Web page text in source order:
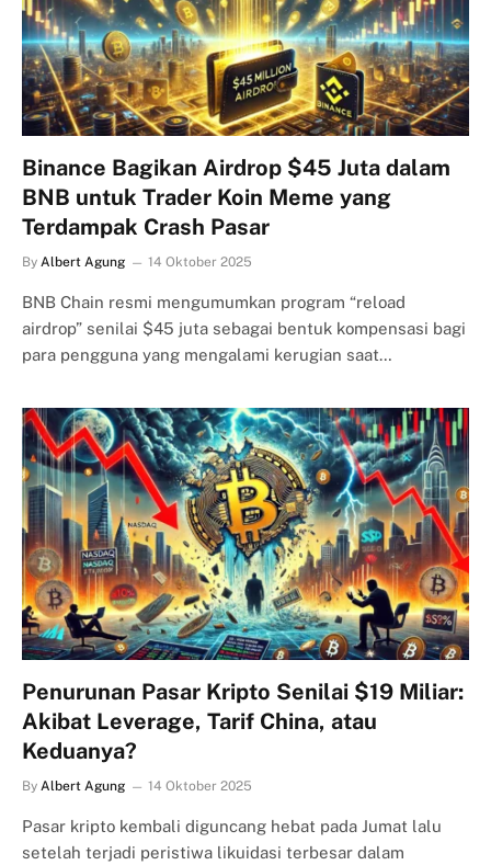
Binance Bagikan Airdrop $45 Juta dalam
BNB untuk Trader Koin Meme yang
Terdampak Crash Pasar
By Albert Agung 14 Oktober 2025
BNB Chain resmi mengumumkan program “reload
airdrop” senilai $45 juta sebagai bentuk kompensasi bagi
para pengguna yang mengalami kerugian saat…
Penurunan Pasar Kripto Senilai $19 Miliar:
Akibat Leverage, Tarif China, atau
Keduanya?
By Albert Agung 14 Oktober 2025
Pasar kripto kembali diguncang hebat pada Jumat lalu
setelah terjadi peristiwa likuidasi terbesar dalam